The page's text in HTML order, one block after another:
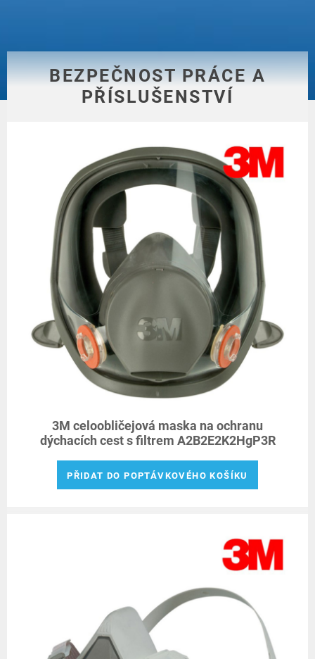
BEZPEČNOST PRÁCE A
PŘÍSLUŠENSTVÍ
3M celoobličejová maska ​​na ochranu
dýchacích cest s filtrem A2B2E2K2HgP3R
PŘIDAT DO POPTÁVKOVÉHO KOŠÍKU